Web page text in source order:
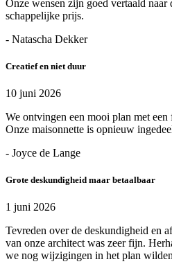
Onze wensen zijn goed vertaald naar
schappelijke prijs.
- Natascha Dekker
Creatief en niet duur
10 juni 2026
We ontvingen een mooi plan met
Onze maisonnette is opnieuw
- Joyce de Lange
Grote deskundigheid maar betaalbaar
1 juni 2026
Tevreden over de deskundigheid en
van onze architect was zeer fijn.
we nog wijzigingen in het plan